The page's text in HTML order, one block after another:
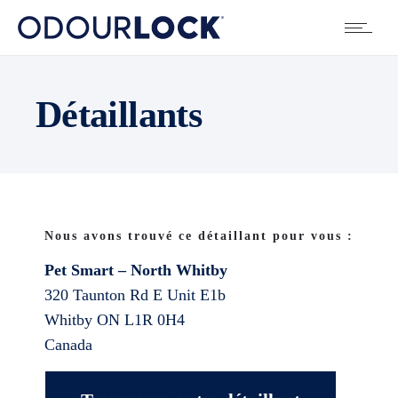
Détaillants
Nous avons trouvé ce détaillant pour vous :
Pet Smart – North Whitby
320 Taunton Rd E Unit E1b
Whitby ON L1R 0H4
Canada